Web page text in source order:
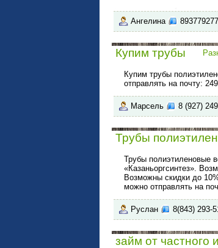
Ангелина
Купим трубы
Купим трубы
отправлять на почту:
Марсель 8 (927)
Трубы
Трубы полиэтиленовые
«Казаньоргсинтез».
Возможны скидки до
можно отправлять на
Руслан 8(843) 293-
займ от частного